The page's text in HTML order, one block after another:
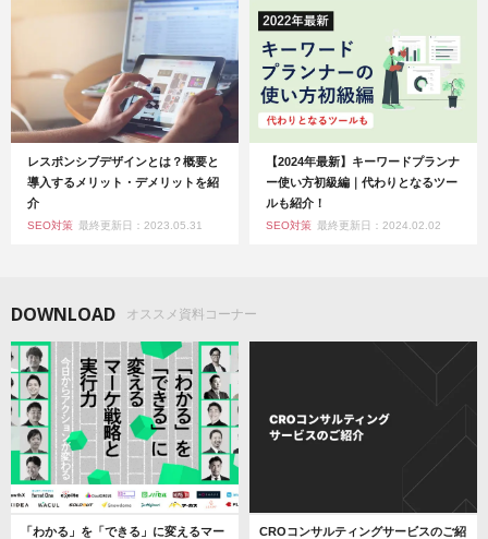
レスポンシブデザインとは？概要と
導入するメリット・デメリットを紹
介
SEO対策 最終更新日：2023.05.31
【2024年最新】キーワードプランナ
ー使い方初級編｜代わりとなるツー
ルも紹介！
SEO対策 最終更新日：2024.02.02
DOWNLOAD オススメ資料コーナー
「わかる」を「できる」に変えるマー
CROコンサルティングサービスのご紹